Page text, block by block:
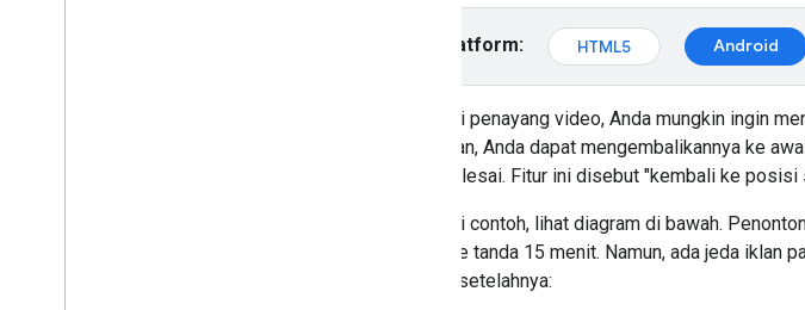
Pilih platform: HTML5 Android
Sebagai penayang video, Anda mungkin ingin
jeda iklan, Anda dapat mengembalikannya ke
iklan selesai. Fitur ini disebut "kembali ke posisi
Sebagai contoh, lihat diagram di bawah.
menit ke tanda 15 menit. Namun, ada jeda
konten setelahnya: